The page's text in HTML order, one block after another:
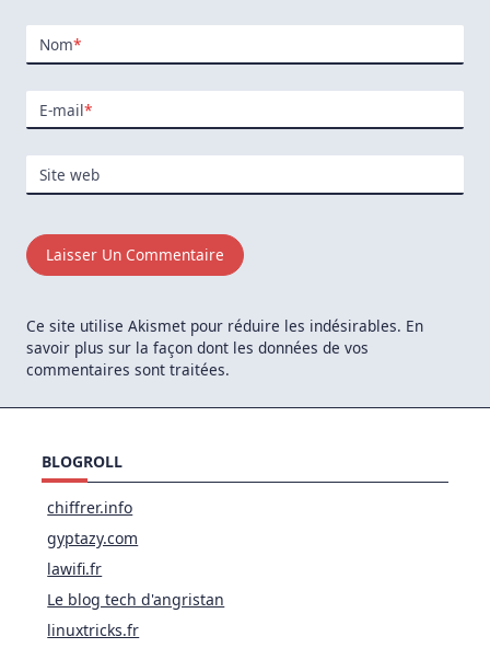
Nom*
E-mail*
Site web
Ce site utilise Akismet pour réduire les indésirables. En
savoir plus sur la façon dont les données de vos
commentaires sont traitées.
BLOGROLL
chiffrer.info
gyptazy.com
lawifi.fr
Le blog tech d'angristan
linuxtricks.fr